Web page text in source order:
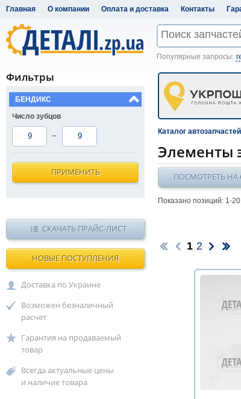
Главная О компании Оплата и доставка Контакты
Популярные запросы:
Каталог автозапчастей
Элементы
ПОСМОТРЕТЬ НА
Показано позиций: 1-20
1 2
Фильтры
БЕНДИКС
Число зубцов
–
ПРИМЕНИТЬ
СКАЧАТЬ ПРАЙС-ЛИСТ
НОВЫЕ ПОСТУПЛЕНИЯ
Доставка по Украине
Возможен безналичный
расчет
Гарантия на продаваемый
товар
Всегда актуальные цены
и наличие товара